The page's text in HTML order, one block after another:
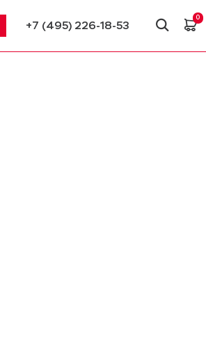
+7 (495) 226-18-53
0